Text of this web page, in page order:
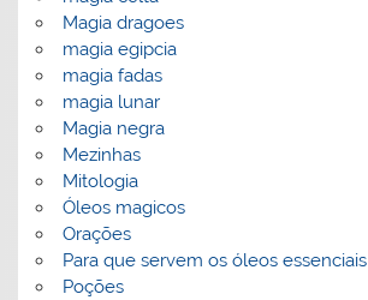
Magia dragoes
magia egipcia
magia fadas
magia lunar
Magia negra
Mezinhas
Mitologia
Óleos magicos
Orações
Para que servem os óleos essenciais
Poções